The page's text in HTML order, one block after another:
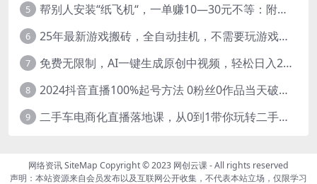
5 帮别人安装“纸飞机“，一单赚10—30元不等：附：免费节点
6 25年最新游戏搬砖，全自动挂机，不需要玩游戏，单手机操作日入300+
7 免费无限制，AI一键生成原创中视频，轻松日入2000+，超简单，可矩阵，…
8 2024抖音直播100%起号方法 0粉丝0作品当天破千人在线 多种变现方式
9 二手车电商化直播落地课，从0到1带你玩转二手车直播
网络资讯SiteMap Copyright © 2023 网创云课- All rights reserved
声明：本站资源来自会员发布以及互联网公开收集，不代表本站立场，仅限学习